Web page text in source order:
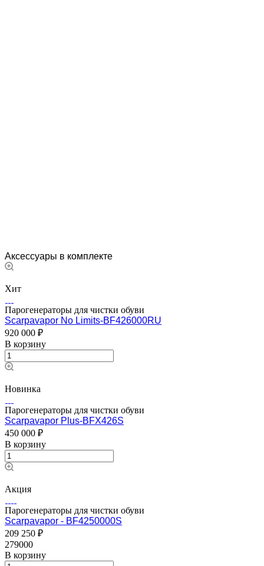
Аксессуары в комплекте
Хит
Парогенераторы для чистки обуви
Scarpavapor No Limits-BF426000RU
920 000 ₽
В корзину
Новинка
Парогенераторы для чистки обуви
Scarpavapor Plus-BFX426S
450 000 ₽
В корзину
Акция
Парогенераторы для чистки обуви
Scarpavapor - BF4250000S
209 250 ₽
279000
В корзину